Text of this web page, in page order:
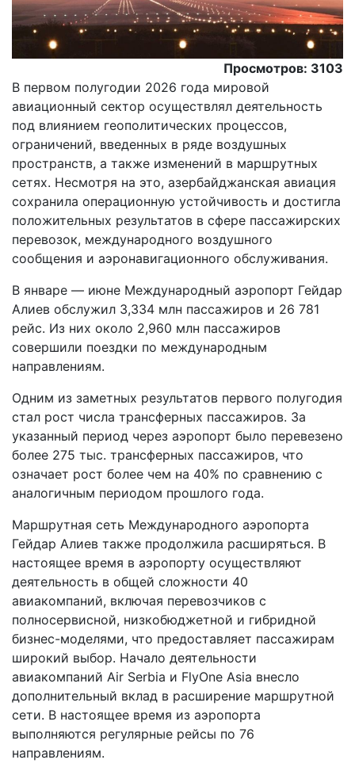
Просмотров: 3103
В первом полугодии 2026 года мировой
авиационный сектор осуществлял деятельность
под влиянием геополитических процессов,
ограничений, введенных в ряде воздушных
пространств, а также изменений в маршрутных
сетях. Несмотря на это, азербайджанская авиация
сохранила операционную устойчивость и достигла
положительных результатов в сфере пассажирских
перевозок, международного воздушного
сообщения и аэронавигационного обслуживания.
В январе — июне Международный аэропорт Гейдар
Алиев обслужил 3,334 млн пассажиров и 26 781
рейс. Из них около 2,960 млн пассажиров
совершили поездки по международным
направлениям.
Одним из заметных результатов первого полугодия
стал рост числа трансферных пассажиров. За
указанный период через аэропорт было перевезено
более 275 тыс. трансферных пассажиров, что
означает рост более чем на 40% по сравнению с
аналогичным периодом прошлого года.
Маршрутная сеть Международного аэропорта
Гейдар Алиев также продолжила расширяться. В
настоящее время в аэропорту осуществляют
деятельность в общей сложности 40
авиакомпаний, включая перевозчиков с
полносервисной, низкобюджетной и гибридной
бизнес-моделями, что предоставляет пассажирам
широкий выбор. Начало деятельности
авиакомпаний Air Serbia и FlyOne Asia внесло
дополнительный вклад в расширение маршрутной
сети. В настоящее время из аэропорта
выполняются регулярные рейсы по 76
направлениям.